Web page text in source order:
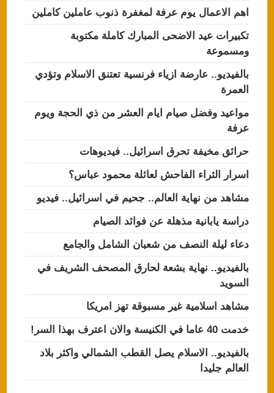
اهم الاعمال يوم عرفة لمغفرة ذنوب عاملين كاملين
تكبيرات عيد الاضحى المبارك كاملة مكتوبة
ومسموعة
بالفيديو.. عارضة ازياء فرنسية تعتنق الاسلام وتؤدي
العمرة
مواعيد وفضل صيام ايام العشر من ذي الحجة ويوم
عرفة
حرائق مخيفة تحرق اسرائيل.. فيديوهات
اسرار الثراء الفاحش لعائلة محمود عباس؟
مشاهد من نهاية العالم.. جحيم في اسرائيل.. فيديو
دراسة يابانية مذهلة عن فوائد الصيام
دعاء ليلة النصف من شعبان الشامل والجامع
بالفيديو.. نهاية بشعة لحارق المصحف الشريف في
السويد
مشاهد اسلامية غير مسبوقة تهز امريكا
خدمت 40 عاما في الكنيسة والان اعترف بهذا السر!
بالفيديو.. الاسلام يصل القطب الشمالي واكثر بلاد
العالم جليدا